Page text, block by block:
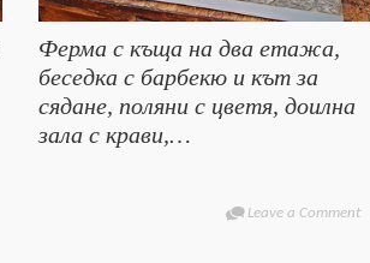
Ферма с къща на два етажа,
беседка с барбекю и кът за
сядане, поляни с цветя, доилна
зала с крави,…
Leave a Comment